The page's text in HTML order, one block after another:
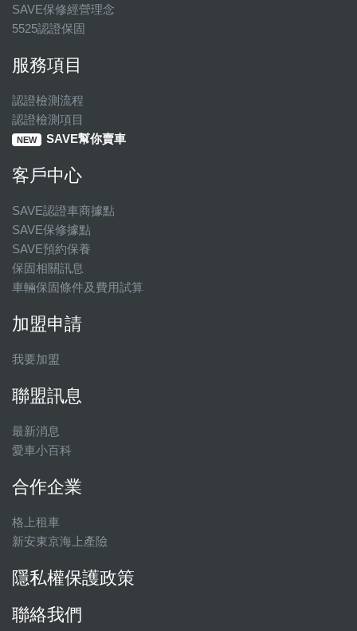
SAVE保修經營理念
5525認證保固
服務項目
認證檢測流程
認證檢測項目
NEW SAVE幫你賣車
客戶中心
SAVE認證車商據點
SAVE保修據點
SAVE預約保養
保固相關訊息
車輛保固條件及費用試算
加盟申請
我要加盟
聯盟訊息
最新消息
愛車小百科
合作企業
格上租車
新安東京海上產險
隱私權保護政策
聯絡我們